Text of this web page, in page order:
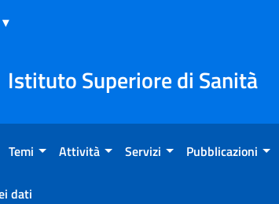
Istituto Superiore di Sanità
Temi Attività Servizi Pubblicazioni
dati